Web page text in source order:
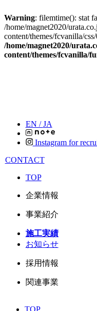
Warning: filemtime(): stat
/home/magnet2020/
content/themes/fcvanilla/
/home/magnet2020/
content/themes/fcvanilla/
EN /JA
Instagram for
CONTACT
TOP
企業情報
事業紹介
施工実績
お知らせ
採用情報
関連事業
TOP